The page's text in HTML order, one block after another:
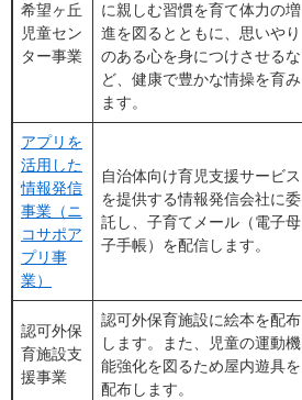
希望ヶ丘
児童セン
ター事業
に親しむ習慣を育て体力の増
進を図るとともに、思いやり
のある心を身につけさせるな
ど、健康で豊かな情操を育み
ます。
アプリを
活用した
情報発信
事業（ニ
コサポア
プリ事
業）
自治体向け育児支援サービス
を提供する情報発信会社に委
託し、子育てメール（電子母
子手帳）を配信します。
認可外保
育施設支
援事業
認可外保育施設に絵本を配布
します。また、児童の運動機
能強化を図るため屋内遊具を
配布します。